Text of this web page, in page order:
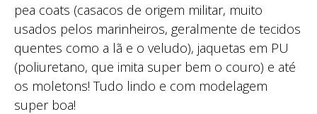
pea coats (casacos de origem militar, muito
usados pelos marinheiros, geralmente de tecidos
quentes como a lã e o veludo), jaquetas em PU
(poliuretano, que imita super bem o couro) e até
os moletons! Tudo lindo e com modelagem
super boa!